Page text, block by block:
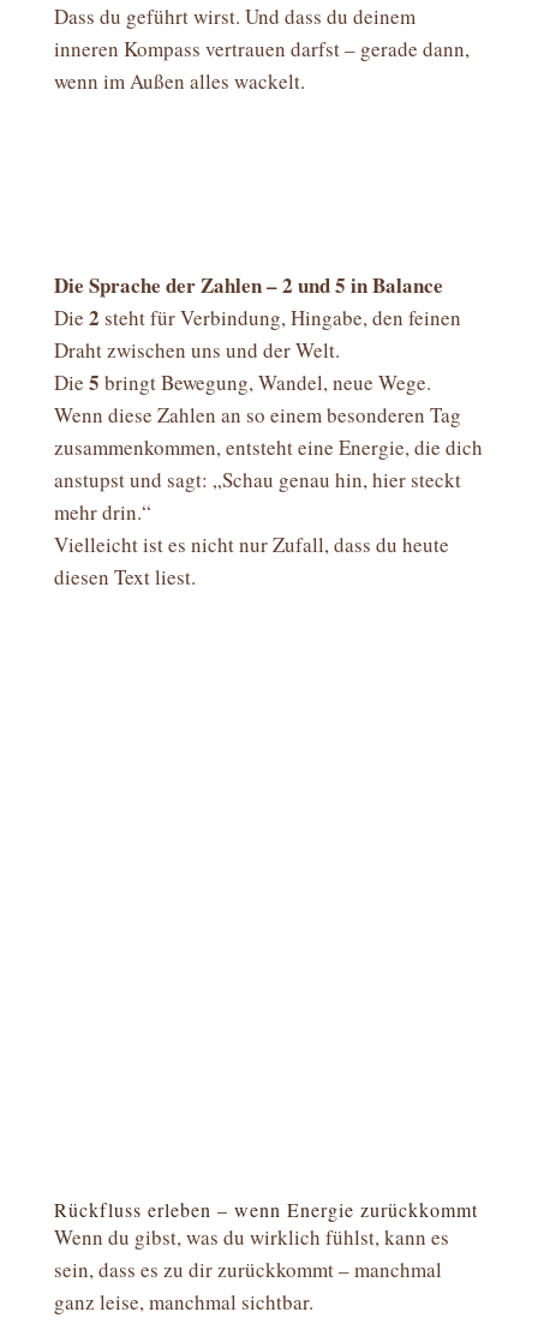
Dass du geführt wirst. Und dass du deinem
inneren Kompass vertrauen darfst – gerade dann,
wenn im Außen alles wackelt.
Die Sprache der Zahlen – 2 und 5 in Balance
Die 2 steht für Verbindung, Hingabe, den feinen
Draht zwischen uns und der Welt.
Die 5 bringt Bewegung, Wandel, neue Wege.
Wenn diese Zahlen an so einem besonderen Tag
zusammenkommen, entsteht eine Energie, die dich
anstupst und sagt: „Schau genau hin, hier steckt
mehr drin.“
Vielleicht ist es nicht nur Zufall, dass du heute
diesen Text liest.
Rückfluss erleben – wenn Energie zurückkommt
Wenn du gibst, was du wirklich fühlst, kann es
sein, dass es zu dir zurückkommt – manchmal
ganz leise, manchmal sichtbar.